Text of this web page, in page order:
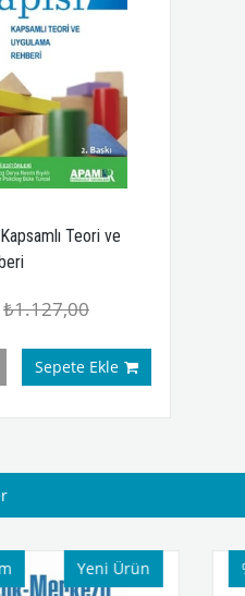
Teori ve
₺1.127,00
Sepete Ekle
Yeni Ürün